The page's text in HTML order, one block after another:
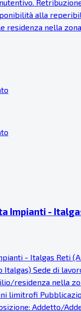
alla
residenza nella
Impianti -
- Italgas Reti
Italgas) Sede di
residenza nella
limitrofi
Addetto/